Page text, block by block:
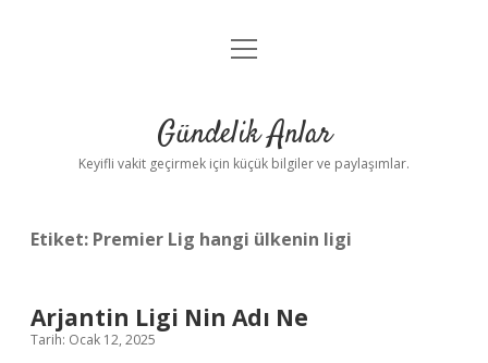
Anasayfa
Yasal Uyarı
menüyü
Gündelik Anlar
Keyifli vakit geçirmek için küçük bilgiler ve paylaşımlar.
Etiket: Premier Lig hangi ülkenin ligi
Arjantin Ligi Nin Adı Ne
Tarih: Ocak 12, 2025